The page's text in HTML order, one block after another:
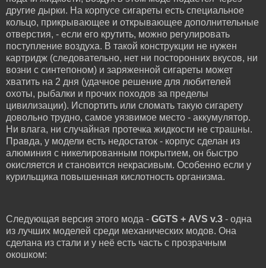
другие дырки. На корпусе сигареты есть специальное
кольцо, прикрывающее и открывающее дополнительные
отверстия, - если его крутить, можно регулировать
поступление воздуха. В такой конструкции не нужен
картридж (следовательно, нет ни посторонних вкусов, ни
возни с синтепоном) и заряженной сигареты может
хватить на 2 дня (удачное решение для любителей
охоты, рыбалки и прочих походов за пределы
цивилизации). Испортить или сломать такую сигарету
довольно трудно, самое уязвимое место - аккумулятор.
Ни влага, ни случайная протечка жидкости не страшны.
Правда, у модели есть недостаток - корпус сделан из
алюминия с никелированным покрытием, он быстро
окисляется и становится некрасивым. Особенно если у
курильщика повышенная кислотность организма.
Следующая версия этого мода - GGTS + AVS v.3 - одна
из лучших моделей среди механических модов. Она
сделана из стали и у неё есть часть с прозрачным
окошком: